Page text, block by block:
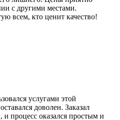
с другими местами.
всем, кто ценит качество!
услугами этой
доволен. Заказал
и процесс оказался простым и